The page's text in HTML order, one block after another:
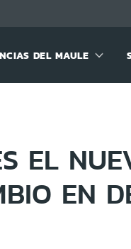
DEL MAULE
EL
EN